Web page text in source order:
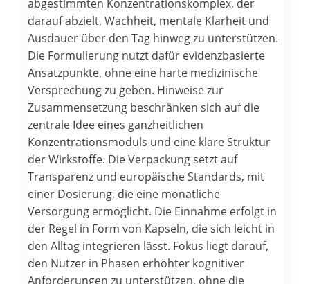
abgestimmten Konzentrationskomplex, der
darauf abzielt, Wachheit, mentale Klarheit und
Ausdauer über den Tag hinweg zu unterstützen.
Die Formulierung nutzt dafür evidenzbasierte
Ansatzpunkte, ohne eine harte medizinische
Versprechung zu geben. Hinweise zur
Zusammensetzung beschränken sich auf die
zentrale Idee eines ganzheitlichen
Konzentrationsmoduls und eine klare Struktur
der Wirkstoffe. Die Verpackung setzt auf
Transparenz und europäische Standards, mit
einer Dosierung, die eine monatliche
Versorgung ermöglicht. Die Einnahme erfolgt in
der Regel in Form von Kapseln, die sich leicht in
den Alltag integrieren lässt. Fokus liegt darauf,
den Nutzer in Phasen erhöhter kognitiver
Anforderungen zu unterstützen, ohne die